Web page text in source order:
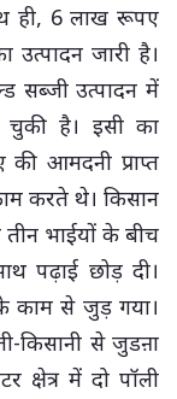
ही, 6 लाख रूपए
उत्पादन जारी है।
सब्जी उत्पादन में
चुकी है। इसी का
आमदनी प्राप्त
करते थे। किसान
भाईयों के बीच
पढ़ाई छोड़ दी।
के काम से जुड़ गया।
किसानी से जुडऩा
क्षेत्र में दो पॉली